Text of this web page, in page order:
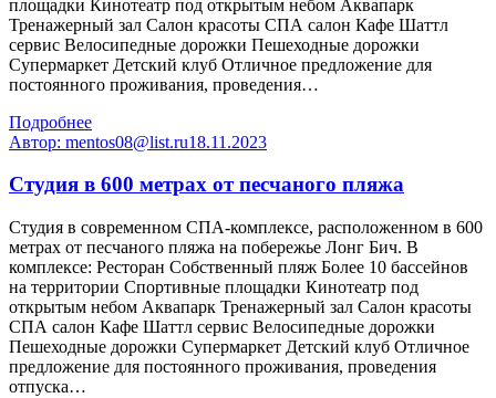
площадки Кинотеатр под открытым небом Аквапарк
Тренажерный зал Салон красоты СПА салон Кафе Шаттл
сервис Велосипедные дорожки Пешеходные дорожки
Супермаркет Детский клуб Отличное предложение для
постоянного проживания, проведения…
Подробнее
Автор: mentos08@list.ru18.11.2023
Студия в 600 метрах от песчаного пляжа
Студия в современном СПА-комплексе, расположенном в 600
метрах от песчаного пляжа на побережье Лонг Бич. В
комплексе: Ресторан Собственный пляж Более 10 бассейнов
на территории Спортивные площадки Кинотеатр под
открытым небом Аквапарк Тренажерный зал Салон красоты
СПА салон Кафе Шаттл сервис Велосипедные дорожки
Пешеходные дорожки Супермаркет Детский клуб Отличное
предложение для постоянного проживания, проведения
отпуска…